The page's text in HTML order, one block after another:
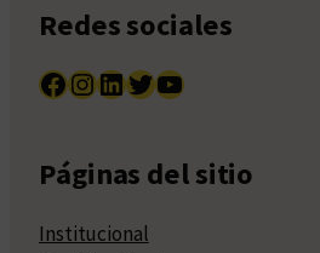
Redes sociales
Facebook InstagramLinkedIn Twitter YouTube
Páginas del sitio
Institucional